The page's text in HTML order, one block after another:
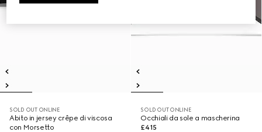
SOLD OUT ONLINE
Abito in jersey crêpe di viscosa
con Morsetto
SOLD OUT ONLINE
Occhiali da sole a mascherina
£415